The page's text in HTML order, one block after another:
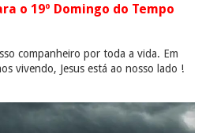
o 19º Domingo do Tempo
companheiro por toda a vida. Em
vivendo, Jesus está ao nosso lado !